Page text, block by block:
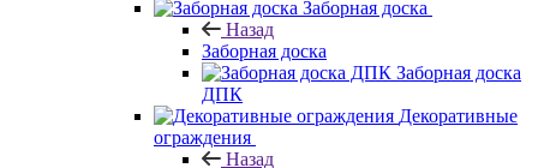
Заборная доска
Назад
Заборная доска
Заборная доска
ДПК
Декоративные
ограждения
Назад